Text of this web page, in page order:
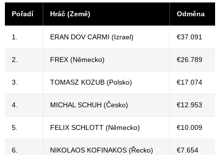
Pořadí Hráč (Země) Odměna
1. ERAN DOV CARMI (Izrael) €37.091
2. FREX (Německo) €26.789
3. TOMASZ KOZUB (Polsko) €17.074
4. MICHAL SCHUH (Česko) €12.953
5. FELIX SCHLOTT (Německo) €10.009
6. NIKOLAOS KOFINAKOS (Řecko) €7.654